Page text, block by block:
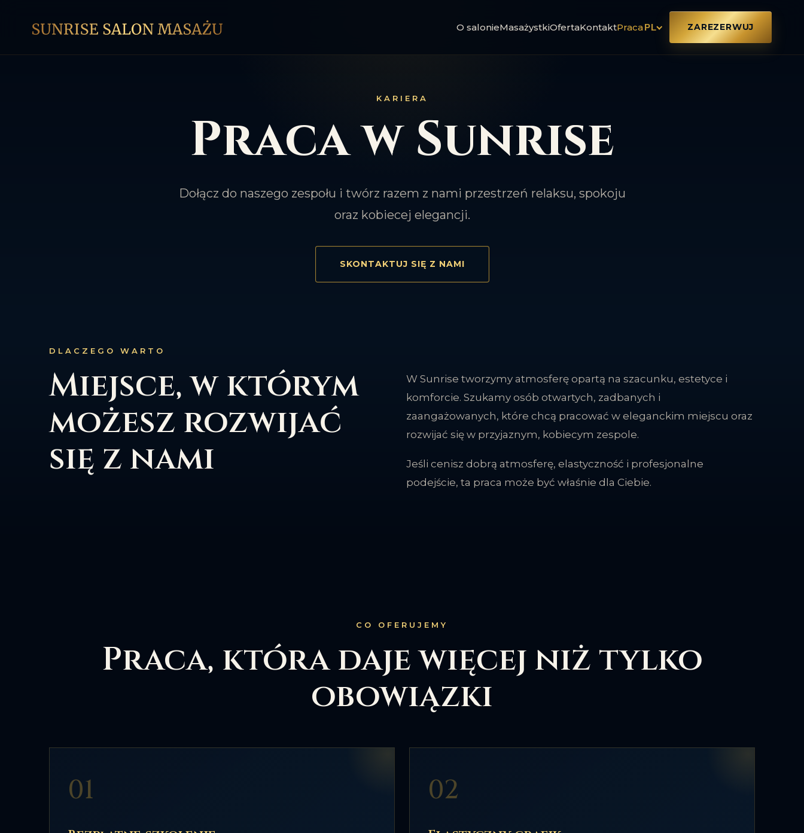
O salonieMasażystkiOfertaKontaktPracaPL ZAREZERWUJ
KARIERA
Praca w Sunrise
Dołącz do naszego zespołu i twórz razem z nami przestrzeń relaksu, spokoju
oraz kobiecej elegancji.
SKONTAKTUJ SIĘ Z NAMI
DLACZEGO WARTO
Miejsce, w którym
możesz rozwijać
się z nami
W Sunrise tworzymy atmosferę opartą na szacunku, estetyce i
komforcie. Szukamy osób otwartych, zadbanych i
zaangażowanych, które chcą pracować w eleganckim miejscu oraz
rozwijać się w przyjaznym, kobiecym zespole.
Jeśli cenisz dobrą atmosferę, elastyczność i profesjonalne
podejście, ta praca może być właśnie dla Ciebie.
CO OFERUJEMY
Praca, która daje więcej niż tylko
obowiązki
01 02